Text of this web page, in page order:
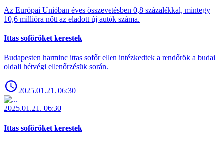
Az Európai Unióban éves összevetésben 0,8 százalékkal, mintegy
10,6 millióra nőtt az eladott új autók száma.
Ittas sofőröket kerestek
Budapesten harminc ittas sofőr ellen intézkedtek a rendőrök a budai
oldali hétvégi ellenőrzésük során.
2025.01.21. 06:30
2025.01.21. 06:30
Ittas sofőröket kerestek